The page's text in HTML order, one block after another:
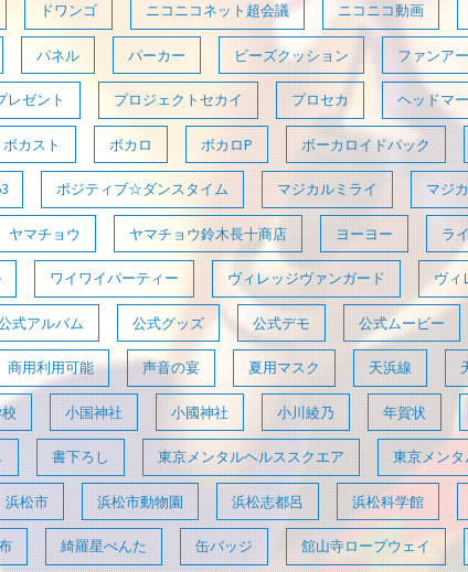
ドワンゴ ニコニコネット超会議 ニコニコ動画
パネル パーカー ビーズクッション ファンア
レゼント プロジェクトセカイ プロセカ ヘッドマ
ボカスト ボカロ ボカロP ボーカロイドパック
ポジティブ☆ダンスタイム マジカルミライ マジ
ヤマチョウ ヤマチョウ鈴木長十商店 ヨーヨー ラ
ワイワイパーティー ヴィレッジヴァンガード ヴィ
式アルバム 公式グッズ 公式デモ 公式ムービー
商用利用可能 声音の宴 夏用マスク 天浜線
小国神社 小國神社 小川綾乃 年賀状
書下ろし 東京メンタルヘルススクエア 東京メン
浜松市 浜松市動物園 浜松志都呂 浜松科学館
綺羅星ぺんた 缶バッジ 舘山寺ロープウェイ